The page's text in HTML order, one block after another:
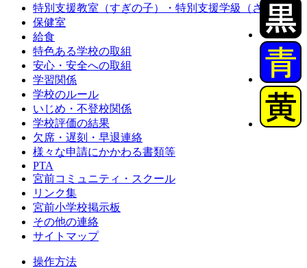
特別支援教室（すぎの子）・特別支援学級（さくら）
保健室
給食
特色ある学校の取組
安心・安全への取組
学習関係
学校のルール
いじめ・不登校関係
学校評価の結果
欠席・遅刻・早退連絡
様々な申請にかかわる書類等
PTA
宮前コミュニティ・スクール
リンク集
宮前小学校掲示板
その他の連絡
サイトマップ
操作方法